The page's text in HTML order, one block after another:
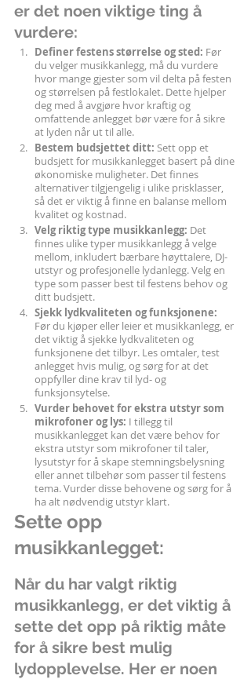
er det noen viktige ting å
vurdere:
Definer festens størrelse og sted: Før
du velger musikkanlegg, må du vurdere
hvor mange gjester som vil delta på festen
og størrelsen på festlokalet. Dette hjelper
deg med å avgjøre hvor kraftig og
omfattende anlegget bør være for å sikre
at lyden når ut til alle.
Bestem budsjettet ditt: Sett opp et
budsjett for musikkanlegget basert på dine
økonomiske muligheter. Det finnes
alternativer tilgjengelig i ulike prisklasser,
så det er viktig å finne en balanse mellom
kvalitet og kostnad.
Velg riktig type musikkanlegg: Det
finnes ulike typer musikkanlegg å velge
mellom, inkludert bærbare høyttalere, DJ-
utstyr og profesjonelle lydanlegg. Velg en
type som passer best til festens behov og
ditt budsjett.
Sjekk lydkvaliteten og funksjonene:
Før du kjøper eller leier et musikkanlegg, er
det viktig å sjekke lydkvaliteten og
funksjonene det tilbyr. Les omtaler, test
anlegget hvis mulig, og sørg for at det
oppfyller dine krav til lyd- og
funksjonsytelse.
Vurder behovet for ekstra utstyr som
mikrofoner og lys: I tillegg til
musikkanlegget kan det være behov for
ekstra utstyr som mikrofoner til taler,
lysutstyr for å skape stemningsbelysning
eller annet tilbehør som passer til festens
tema. Vurder disse behovene og sørg for å
ha alt nødvendig utstyr klart.
Sette opp
musikkanlegget:
Når du har valgt riktig
musikkanlegg, er det viktig å
sette det opp på riktig måte
for å sikre best mulig
lydopplevelse. Her er noen